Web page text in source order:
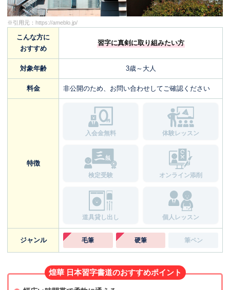
※引用元： https://ameblo.jp/
こんな方に
おすすめ
習字に真剣に取り組みたい方
対象年齢 3歳～大人
料金 非公開のため、お問い合わせしてご確認ください
特徴
入会金無料 体験レッスン
検定受験 オンライン添削
道具貸し出し 個人レッスン
ジャンル 毛筆 硬筆 筆ペン
煌華 日本習字書道のおすすめポイント